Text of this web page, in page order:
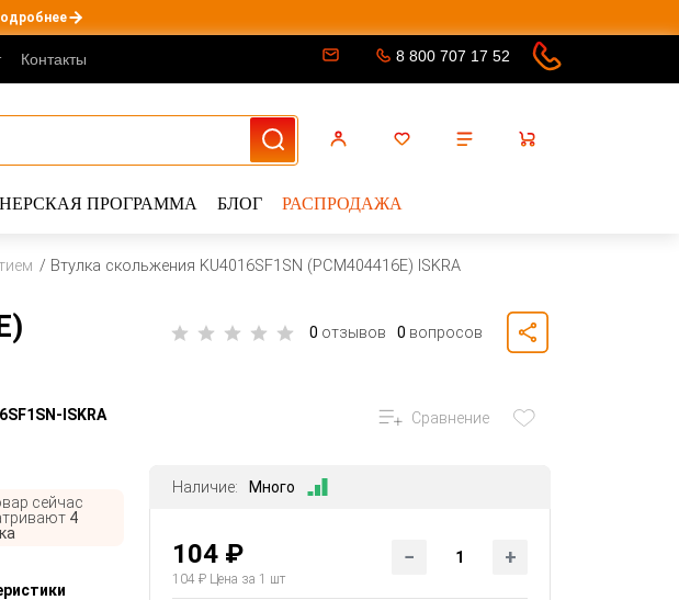
Контакты 8 800 707 17 52
ПРОГРАММА БЛОГ РАСПРОДАЖА
Втулка скольжения KU4016SF1SN (PCM404416E) ISKRA
0 отзывов 0 вопросов
ISKRA
сейчас
4
Сравнение
Наличие: Много
104 ₽
104 ₽Цена за 1 шт